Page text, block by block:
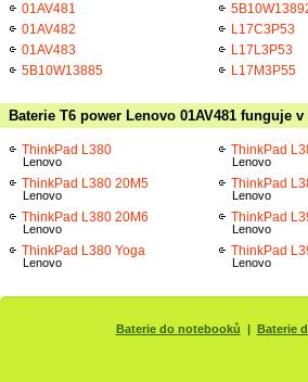
01AV481
01AV482
01AV483
5B10W13885
L17C3P53
L17L3P53
L17M3P55
Baterie T6 power Lenovo 01AV481 funguje
ThinkPad L380
Lenovo
ThinkPad L380 20M5
Lenovo
ThinkPad L380 20M6
Lenovo
ThinkPad L380 Yoga
Lenovo
ThinkPad
Lenovo
ThinkPad
Lenovo
ThinkPad
Lenovo
ThinkPad
Lenovo
Baterie do notebooků | Baterie